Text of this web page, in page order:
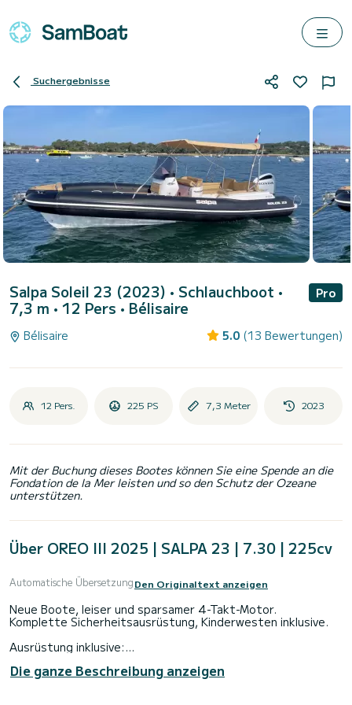
Suchergebnisse
Salpa Soleil 23 (2023) • Schlauchboot •
7,3 m • 12 Pers • Bélisaire
Pro
Bélisaire 5.0 (13 Bewertungen)
12 Pers. 225 PS 7,3 Meter 2023
Mit der Buchung dieses Bootes können Sie eine Spende an die
Fondation de la Mer leisten und so den Schutz der Ozeane
unterstützen.
Über OREO III 2025 | SALPA 23 | 7.30 | 225cv
Automatische ÜbersetzungDen Originaltext anzeigen
Neue Boote, leiser und sparsamer 4-Takt-Motor.
Komplette Sicherheitsausrüstung, Kinderwesten inklusive.
Ausrüstung inklusive:
Optionen 30 €/Stück:
Die ganze Beschreibung anzeigen